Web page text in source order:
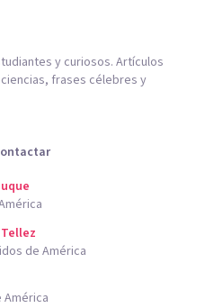
y curiosos. Artículos
frases célebres y
de América
América